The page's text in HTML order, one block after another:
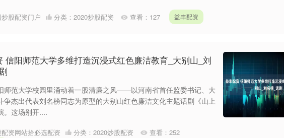
股配资门户 分类： 2020炒股配资 查看： 127 益丰配资
信阳师范大学多维打造沉浸式红色廉洁教育_大别山_刘
师范大学校园里涌动着一股清廉之风——以河南省首任监委书记、大
争杰出代表刘名榜同志为原型的大别山红色廉洁文化主题话剧《山上
。这场别开....
资网站拾必选配资 分类： 2020炒股配资 查看： 252